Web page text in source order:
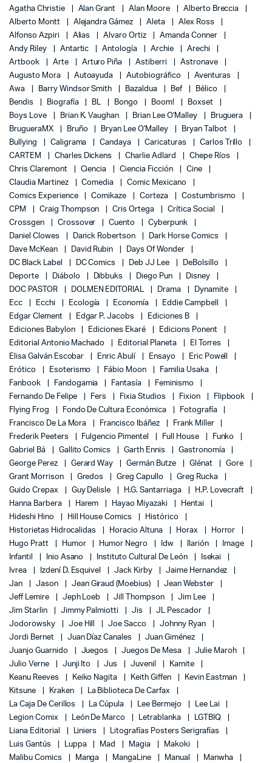
Agatha Christie
Alan Grant Alan Moore
Alberto Breccia
Alberto Montt
Alejandra Gámez Aleta
Alex Ross
Alfonso Azpiri
Alias Alvaro Ortiz
Amanda Conner
Andy Riley
Antartic Antología Archie
Arechi
Artbook
Arte Arturo Piña Astiberri
Astronave
Augusto Mora
Autoayuda Autobiográfico
Aventuras
Awa
Barry Windsor Smith Bazaldua Bef
Bélico
Bendis
Biografía BL Bongo Boom!
Boxset
Boys Love
Brian K. Vaughan Brian Lee O'Malley
Bruguera
BrugueraMX
Bruño Bryan Lee O'Malley
Bryan Talbot
Bullying
Caligrama Candaya Caricaturas
Carlos Trillo
CARTEM
Charles Dickens Charlie Adlard
Chepe Ríos
Chris Claremont
Ciencia Ciencia Ficción
Cine
Claudia Martinez
Comedia
Comic Mexicano
Comics Experience
Comikaze Corteza
Costumbrismo
CPM
Craig Thompson Cris Ortega
Crítica Social
Crossgen
Crossover Cuento
Cyberpunk
Daniel Clowes
Darick Robertson
Dark Horse Comics
Dave McKean
David Rubin
Days Of Wonder
DC Black Label
DC Comics Deb JJ Lee
DeBolsillo
Deporte
Diábolo Dibbuks Diego Pun
Disney
DOC PASTOR
DOLMEN EDITORIAL Drama
Dynamite
Ecc
Ecchi Ecología Economía
Eddie Campbell
Edgar Clement
Edgar P. Jacobs
Ediciones B
Ediciones Babylon
Ediciones Ekaré
Edicions Ponent
Editorial Antonio Machado
Editorial Planeta
El Torres
Elisa Galván Escobar
Enric Abulí Ensayo
Eric Powell
Erótico
Esoterismo Fábio Moon
Familia Usaka
Fanbook
Fandogamia Fantasía
Feminismo
Fernando De Felipe
Fers Fixia Studios Fixion
Flipbook
Flying Frog
Fondo De Cultura Económica
Fotografía
Francisco De La Mora
Francisco Ibáñez
Frank Miller
Frederik Peeters
Fulgencio Pimentel Full House
Funko
Gabriel Bá
Gallito Comics Garth Ennis
Gastronomía
George Perez
Gerard Way Germán Butze Glénat
Gore
Grant Morrison
Gredos Greg Capullo
Greg Rucka
Guido Crepax
Guy Delisle H.G. Santarriaga
H.P. Lovecraft
Hanna Barbera
Harem Hayao Miyazaki
Hentai
Hideshi Hino
Hill House Comics
Histórico
Historietas Hidrocalidas
Horacio Altuna Horax
Horror
Hugo Pratt
Humor Humor Negro Idw Ilarión
Image
Infantil
Inio Asano Instituto Cultural De León
Isekai
Ivrea
Izdení D. Esquivel Jack Kirby
Jaime Hernandez
Jan
Jason Jean Giraud (Moebius)
Jean Webster
Jeff Lemire
Jeph Loeb Jill Thompson
Jim Lee
Jim Starlin
Jimmy Palmiotti Jis
JL Pescador
Jodorowsky
Joe Hill Joe Sacco
Johnny Ryan
Jordi Bernet
Juan Díaz Canales
Juan Giménez
Juanjo Guarnido
Juegos Juegos De Mesa
Julie Maroh
Julio Verne
Junji Ito Jus Juvenil
Kamite
Keanu Reeves
Keiko Nagita Keith Giffen
Kevin Eastman
Kitsune
Kraken
La Biblioteca De Carfax
La Caja De Cerillos
La Cúpula Lee Bermejo
Lee Lai
Legion Comix
León De Marco Letrablanka
LGTBIQ
Liana Editorial
Liniers
Litografías Posters Serigrafías
Luis Gantús
Luppa Mad Magia
Makoki
Malibu Comics
Manga MangaLine Manual
Manwha